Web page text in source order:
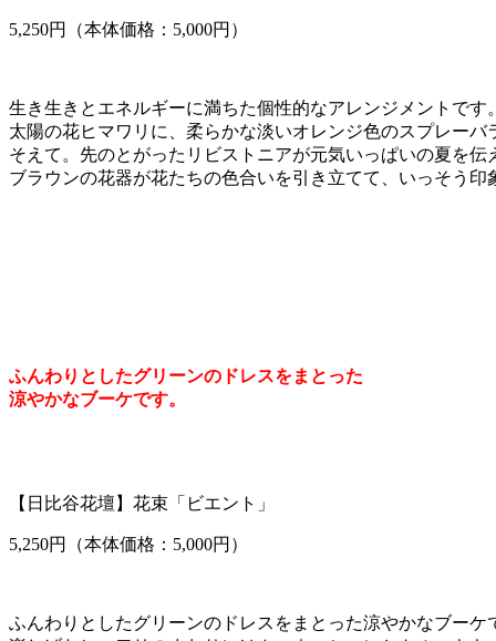
5,250円（本体価格：5,000円）
生き生きとエネルギーに満ちた個性的なアレンジメントです。
太陽の花ヒマワリに、柔らかな淡いオレンジ色のスプレーバ
そえて。先のとがったリビストニアが元気いっぱいの夏を伝
ブラウンの花器が花たちの色合いを引き立てて、いっそう印
ふんわりとしたグリーンのドレスをまとった
涼やかなブーケです。
【日比谷花壇】花束「ビエント」
5,250円（本体価格：5,000円）
ふんわりとしたグリーンのドレスをまとった涼やかなブーケ